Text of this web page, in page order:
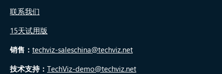
联系我们
15天试用版
销售： techviz-saleschina@techviz.net
技术支持： TechViz-demo@techviz.net